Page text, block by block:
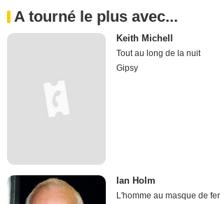
A tourné le plus avec...
Keith Michell
Tout au long de la nuit
Gipsy
Ian Holm
L'homme au masque de fer